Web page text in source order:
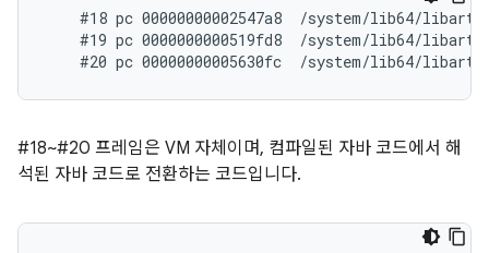
#18 pc 00000000002547a8  /system/lib64/
#19 pc 0000000000519fd8  /system/lib64/
#18~#20 프레임은 VM 자체이며, 컴파일된 자바 코드에서 해
석된 자바 코드로 전환하는 코드입니다.